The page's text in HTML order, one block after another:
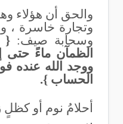
والحق أن هؤلاء
وتجارة خاسرة
وسحابة صيف: {
الظمآن ماءً حتى
ووجد الله عنده
الحساب }.
أحلامُ نوم أو كظلٍ